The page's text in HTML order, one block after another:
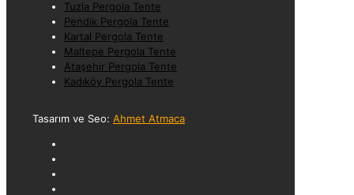
Tuzla Pergola Tente
Pendik Pergola Tente
Kartal Pergola Tente
Maltepe Pergola Tente
Ataşehir Pergola Tente
Kadıköy Pergola Tente
Tasarım ve Seo: Ahmet Atmaca